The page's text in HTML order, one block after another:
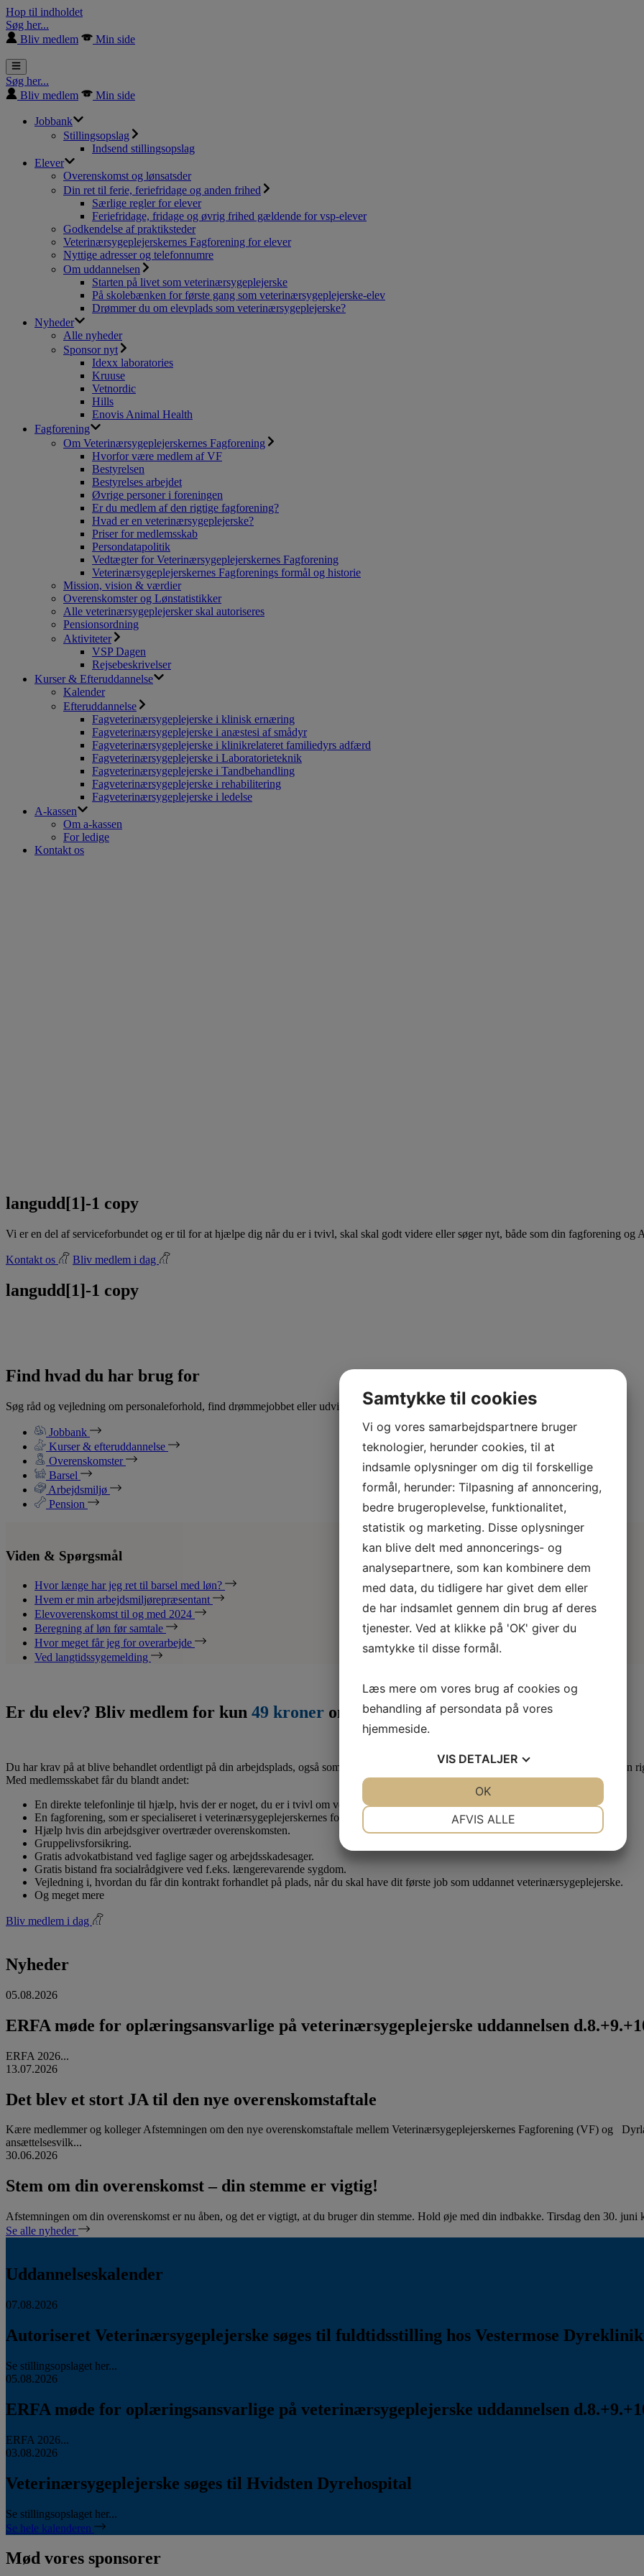
Hop til indholdet
Søg her...
Bliv medlem
Min side
Søg her...
Bliv medlem
Min side
Jobbank
Stillingsopslag
Indsend stillingsopslag
Elever
Overenskomst og lønsatsder
Din ret til ferie, feriefridage og anden frihed
Særlige regler for elever
Feriefridage, fridage og øvrig frihed gældende for vsp-elever
Godkendelse af praktiksteder
Veterinærsygeplejerskernes Fagforening for elever
Nyttige adresser og telefonnumre
Om uddannelsen
Starten på livet som veterinærsygeplejerske
På skolebænken for første gang som veterinærsygeplejerske-elev
Drømmer du om elevplads som veterinærsygeplejerske?
Nyheder
Alle nyheder
Sponsor nyt
Idexx laboratories
Kruuse
Vetnordic
Hills
Enovis Animal Health
Fagforening
Om Veterinærsygeplejerskernes Fagforening
Hvorfor være medlem af VF
Bestyrelsen
Bestyrelses arbejdet
Øvrige personer i foreningen
Er du medlem af den rigtige fagforening?
Hvad er en veterinærsygeplejerske?
Priser for medlemsskab
Persondatapolitik
Vedtægter for Veterinærsygeplejerskernes Fagforening
Veterinærsygeplejerskernes Fagforenings formål og historie
Mission, vision & værdier
Overenskomster og Lønstatistikker
Alle veterinærsygeplejersker skal autoriseres
Pensionsordning
Aktiviteter
VSP Dagen
Rejsebeskrivelser
Kurser & Efteruddannelse
Kalender
Efteruddannelse
Fagveterinærsygeplejerske i klinisk ernæring
Fagveterinærsygeplejerske i anæstesi af smådyr
Fagveterinærsygeplejerske i klinikrelateret familiedyrs adfærd
Fagveterinærsygeplejerske i Laboratorieteknik
Fagveterinærsygeplejerske i Tandbehandling
Fagveterinærsygeplejerske i rehabilitering
Fagveterinærsygeplejerske i ledelse
A-kassen
Om a-kassen
For ledige
Kontakt os
langudd[1]-1 copy
Vi er en del af serviceforbundet og er til for at hjælpe dig når du er i tvivl, skal skal godt videre eller søger nyt, både som din fagforening og
Kontakt os Bliv medlem i dag
langudd[1]-1 copy
Find hvad du har brug for
Søg råd og vejledning om personaleforhold, find drømmejobbet eller udvid din viden med specialiserede kurser.
Jobbank
Kurser & efteruddannelse
Overenskomster
Barsel
Arbejdsmiljø
Pension
Viden & Spørgsmål
Hvor længe har jeg ret til barsel med løn?
Hvem er min arbejdsmiljørepræsentant
Elevoverenskomst til og med 2024
Beregning af løn før samtale
Hvor meget får jeg for overarbejde
Ved langtidssygemelding
Er du elev? Bliv medlem for kun 49 kroner om måneden
Du har krav på at blive behandlet ordentligt på din arbejdsplads, også som lærling eller elev. Derfor er det en god idé at være medlem af en
Med medlemsskabet får du blandt andet:
En direkte telefonlinje til hjælp, hvis der er noget, du er i tvivl om vedr. dine løn- og arbejdsforhold.
En fagforening, som er specialiseret i veterinærsygeplejerskernes forhold.
Hjælp hvis din arbejdsgiver overtræder overenskomsten.
Gruppelivsforsikring.
Gratis advokatbistand ved faglige sager og arbejdsskadesager.
Gratis bistand fra socialrådgivere ved f.eks. længerevarende sygdom.
Vejledning i, hvordan du får din kontrakt forhandlet på plads, når du skal have dit første job som uddannet veterinærsygeplejerske.
Og meget mere
Bliv medlem i dag
Nyheder
05.08.2026
ERFA møde for oplæringsansvarlige på veterinærsygeplejerske uddannelsen
ERFA 2026...
13.07.2026
Det blev et stort JA til den nye overenskomstaftale
Kære medlemmer og kolleger Afstemningen om den nye overenskomstaftale mellem Veterinærsygeplejerskernes Fagforening (VF) og
ansættelsesvilk...
30.06.2026
Stem om din overenskomst – din stemme er vigtig!
Afstemningen om din overenskomst er nu åben, og det er vigtigt, at du bruger din stemme. Hold øje med din indbakke. Tirsdag den 30.
Se alle nyheder
Uddannelseskalender
07.08.2026
Autoriseret Veterinærsygeplejerske søges til fuldtidsstilling hos Vestermose
Se stillingsopslaget her...
05.08.2026
ERFA møde for oplæringsansvarlige på veterinærsygeplejerske uddannelsen
ERFA 2026...
03.08.2026
Veterinærsygeplejerske søges til Hvidsten Dyrehospital
Se stillingsopslaget her...
Se hele kalenderen
Mød vores sponsorer
Samtykke til cookies
Vi og vores samarbejdspartnere bruger
teknologier, herunder cookies, til at
indsamle oplysninger om dig til forskellige
formål, herunder: Tilpasning af annoncering,
bedre brugeroplevelse, funktionalitet,
statistik og marketing. Disse oplysninger
kan blive delt med annoncerings- og
analysepartnere, som kan kombinere dem
med data, du tidligere har givet dem eller
de har indsamlet gennem din brug af deres
tjenester. Ved at klikke på 'OK' giver du
samtykke til disse formål.
Læs mere om vores brug af cookies og
behandling af persondata på vores
hjemmeside.
VIS DETALJER
AFVIS ALLE
OK